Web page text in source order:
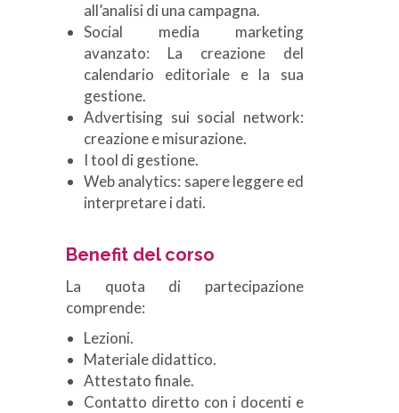
all’analisi di una campagna.
Social media marketing
avanzato: La creazione del
calendario editoriale e la sua
gestione.
Advertising sui social network:
creazione e misurazione.
I tool di gestione.
Web analytics: sapere leggere ed
interpretare i dati.
Benefit del corso
La quota di partecipazione
comprende:
Lezioni.
Materiale didattico.
Attestato finale.
Contatto diretto con i docenti e